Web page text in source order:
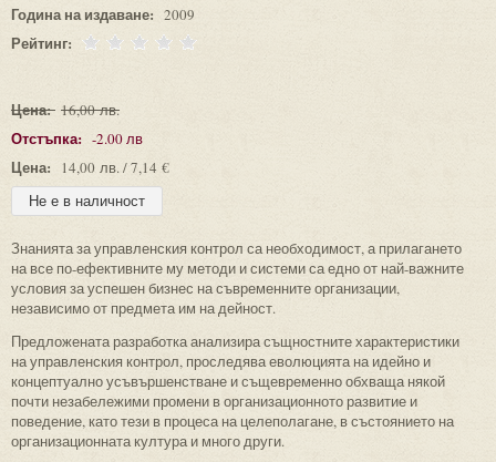
Година на издаване: 2009
Рейтинг:
Цена: 16,00 лв.
Отстъпка: -2.00 лв
Цена: 14,00 лв. / 7,14 €
Знанията за управленския контрол са необходимост, а прилагането
на все по-ефективните му методи и системи са едно от най-важните
условия за успешен бизнес на съвременните организации,
независимо от предмета им на дейност.
Предложената разработка анализира същностните характеристики
на управленския контрол, проследява еволюцията на идейно и
концептуално усъвършенстване и същевременно обхваща някой
почти незабележими промени в организационното развитие и
поведение, като тези в процеса на целеполагане, в състоянието на
организационната култура и много други.